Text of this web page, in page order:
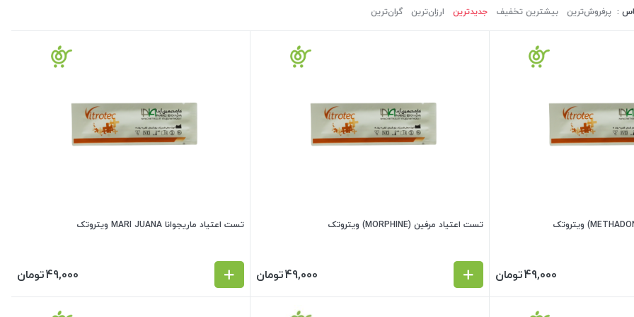
: پرفروش‌ترین‌ بیشترین تخفیف جدیدترین ارزان‌ترین گران‌ترین
49,000تومان
تست اعتیاد مرفین (MORPHINE) ویتروتک
49,000تومان
تست اعتیاد ماریجوانا MARI JUANA ویتروتک
49,000تومان